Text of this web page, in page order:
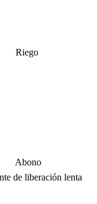
Riego
Abono
de liberación lenta